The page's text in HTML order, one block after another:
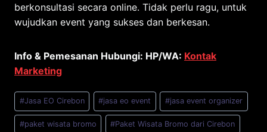
berkonsultasi secara online. Tidak perlu ragu, untuk
wujudkan event yang sukses dan berkesan.
Info & Pemesanan Hubungi: HP/WA: Kontak
Marketing
Post
Tags:
#Jasa EO Cirebon #jasa eo event #jasa event organizer
#paket wisata bromo #Paket Wisata Bromo dari Cirebon